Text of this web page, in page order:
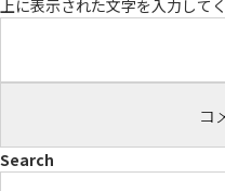
上に表示された文字を入力してく
Search